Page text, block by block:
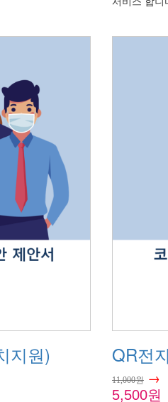
지원) QR전
11,000원 →
5,500원